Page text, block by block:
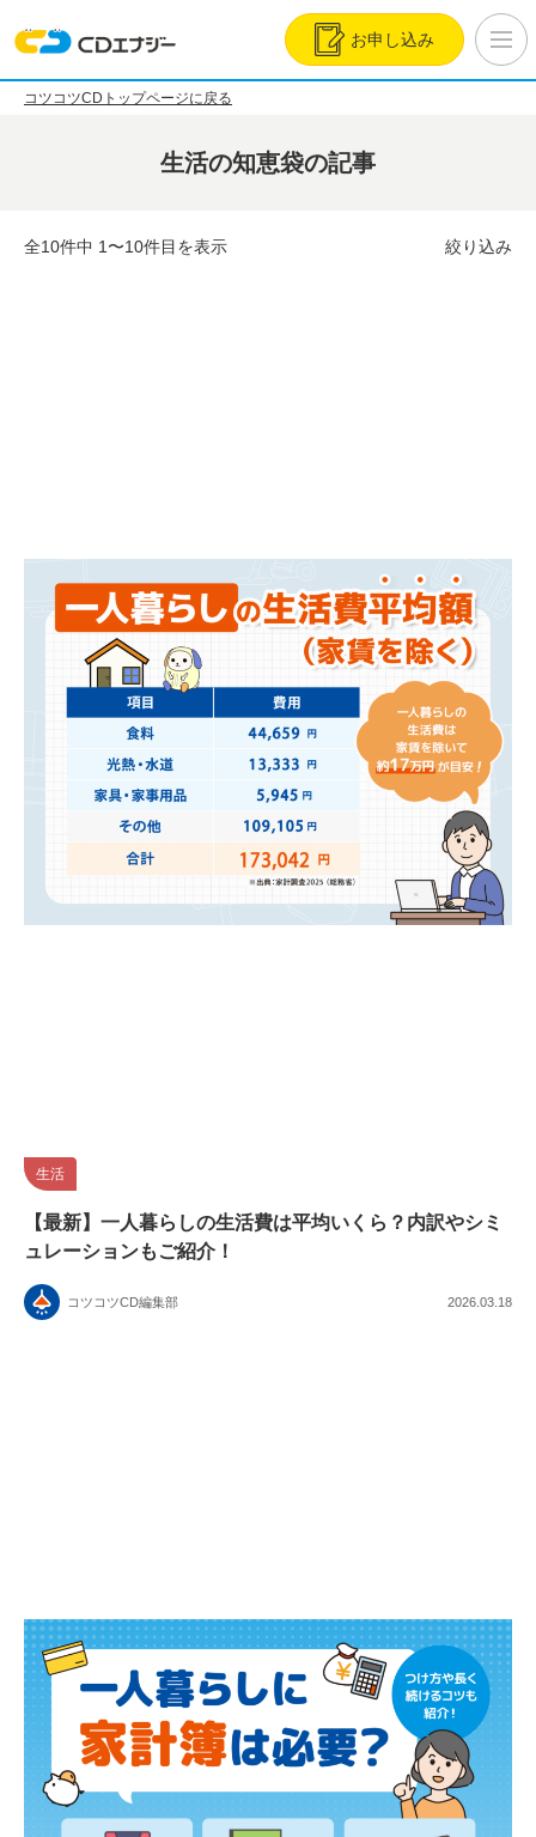
お申し込み
コツコツCDトップページに戻る
生活の知恵袋の記事
全10件中 1〜10件目を表示 絞り込み
生活
【最新】一人暮らしの生活費は平均いくら？内訳やシミ
ュレーションもご紹介！
コツコツCD編集部 2026.03.18